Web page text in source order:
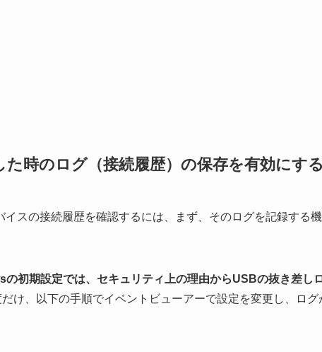
た時のログ（接続履歴）の保存を有効にす
イスの接続履歴を確認するには、まず、そのログを記録する
初期設定では、セキュリティ上の理由からUSBの抜き差し
け、以下の手順でイベントビューアーで設定を変更し、ログ